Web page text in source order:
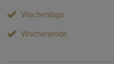
Wochentags
Wochenende